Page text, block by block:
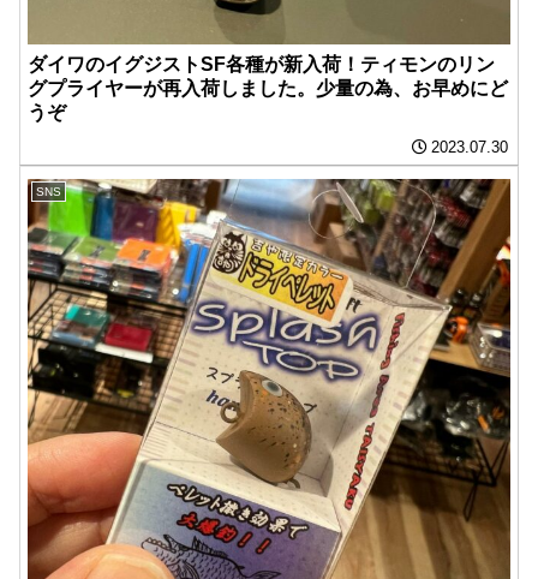
ダイワのイグジストSF各種が新入荷！ティモンのリン
グプライヤーが再入荷しました。少量の為、お早めにど
うぞ️
2023.07.30
SNS